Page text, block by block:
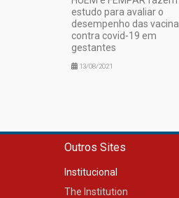
estudo para avaliar o
desempenho das
contra covid-19 em
gestantes
13/08/2021
Outros Sites
Institucional
The Institution